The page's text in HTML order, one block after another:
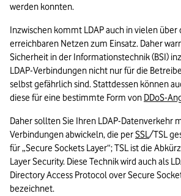
werden konnten.
Inzwischen kommt LDAP auch in vielen
erreichbaren Netzen zum Einsatz. Daher
Sicherheit in der Informationstechnik (BSI)
LDAP-Verbindungen nicht nur für die
selbst gefährlich sind. Stattdessen können
diese für eine bestimmte Form von DDoS-
Daher sollten Sie Ihren LDAP-Datenverkehr
Verbindungen abwickeln, die per SSL/TSL
für „Secure Sockets Layer“; TSL ist die
Layer Security. Diese Technik wird auch als
Directory Access Protocol over Secure
bezeichnet.